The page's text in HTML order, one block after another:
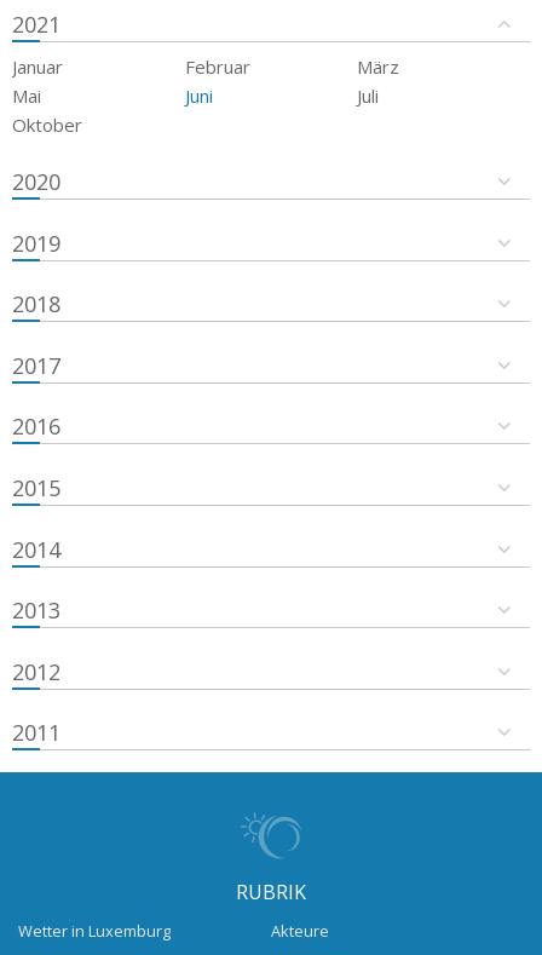
2021
Januar Februar
März
Mai
Juni
Juli
Oktober
2020
2019
2018
2017
2016
2015
2014
2013
2012
2011
RUBRIK
Wetter in Luxemburg
Akteure